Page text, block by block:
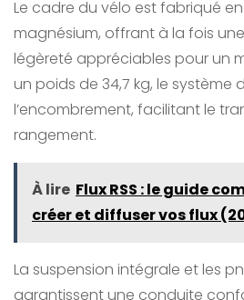
Le cadre du vélo est fabriqué
magnésium, offrant à la fois
légèreté appréciables pour un
un poids de 34,7 kg, le système
l’encombrement, facilitant le
rangement.
À lire Flux RSS : le guide
créer et diffuser vos flux
La suspension intégrale et les
garantissent une conduite